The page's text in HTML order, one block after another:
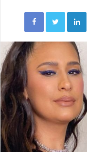
Facebook Twitter